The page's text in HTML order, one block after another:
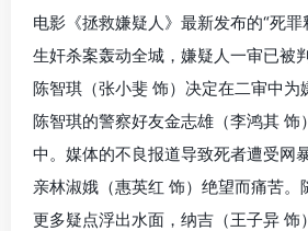
电影《拯救嫌疑人》最新发布的“死
生奸杀案轰动全城，嫌疑人一审已被
陈智琪（张小斐 饰）决定在二审中为
陈智琪的警察好友金志雄（李鸿其 饰
中。媒体的不良报道导致死者遭受网
亲林淑娥（惠英红 饰）绝望而痛苦。
更多疑点浮出水面，纳吉（王子异 饰